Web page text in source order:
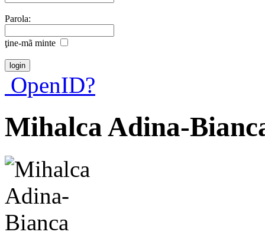
Parola:
ţine-mã minte
OpenID?
Mihalca Adina-